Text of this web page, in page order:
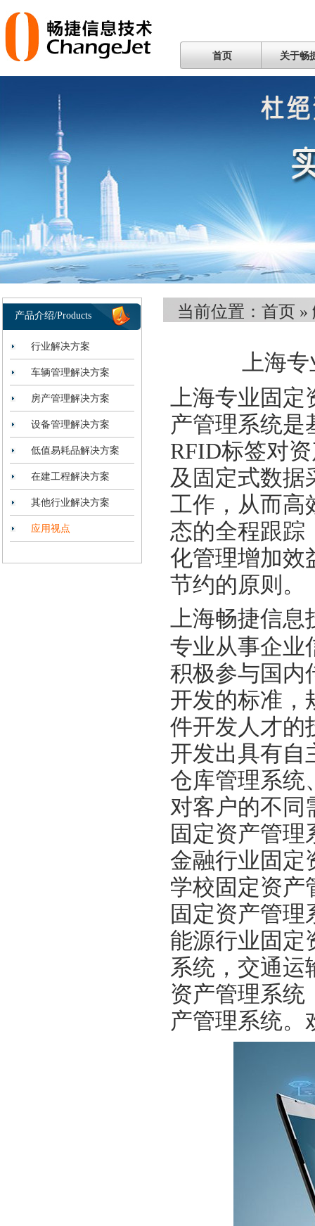
首页 关于畅
产品介绍/Products
行业解决方案
车辆管理解决方案
房产管理解决方案
设备管理解决方案
低值易耗品解决方案
在建工程解决方案
其他行业解决方案
应用视点
当前位置： 首页 »
上海
上海专业固定
产管理系统是
RFID标签对
及固定式数据
工作，从而高
态的全程跟踪
化管理增加效
节约的原则。
上海畅捷信息
专业从事企业
积极参与国内
开发的标准，
件开发人才的
开发出具有自
仓库管理系统
对客户的不同
固定资产管
金融行业固定
学校固定资产
固定资产管
能源行业固定
系统，交通运
资产管理系统
产管理系统。